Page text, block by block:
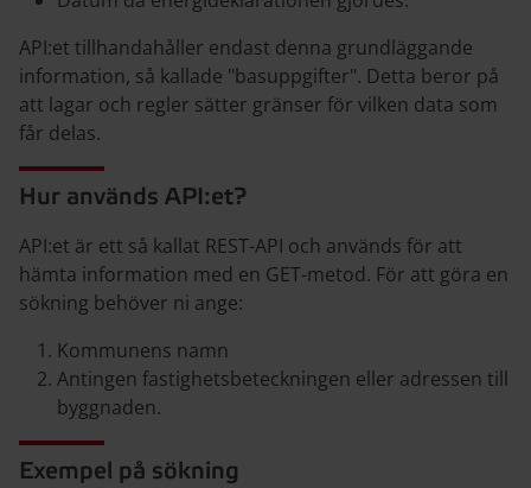
API:et tillhandahåller endast denna grundläggande
information, så kallade "basuppgifter". Detta beror på
att lagar och regler sätter gränser för vilken data som
får delas.
Hur används API:et?
API:et är ett så kallat REST-API och används för att
hämta information med en GET-metod. För att göra en
sökning behöver ni ange:
Kommunens namn
Antingen fastighetsbeteckningen eller adressen till
byggnaden.
Exempel på sökning